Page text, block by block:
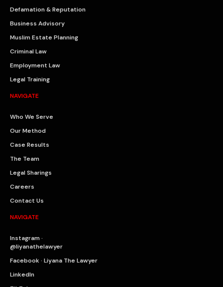
Defamation & Reputation
Business Advisory
Muslim Estate Planning
Criminal Law
Employment Law
Legal Training
NAVIGATE
Who We Serve
Our Method
Case Results
The Team
Legal Sharings
Careers
Contact Us
NAVIGATE
Instagram ·
@liyanathelawyer
Facebook · Liyana The Lawyer
LinkedIn